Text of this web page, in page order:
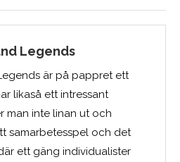
Legends
är på pappret ett
likaså ett intressant
man inte linan ut och
samarbetesspel och det
ett gäng individualister